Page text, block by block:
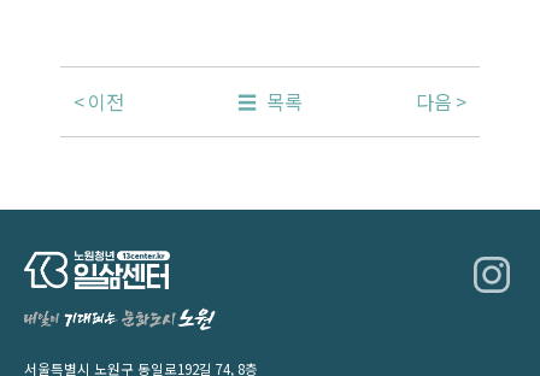
이전 목록 다음
서울특별시 노원구 동일로192길 74, 8층